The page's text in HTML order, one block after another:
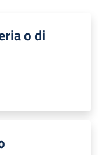
o di